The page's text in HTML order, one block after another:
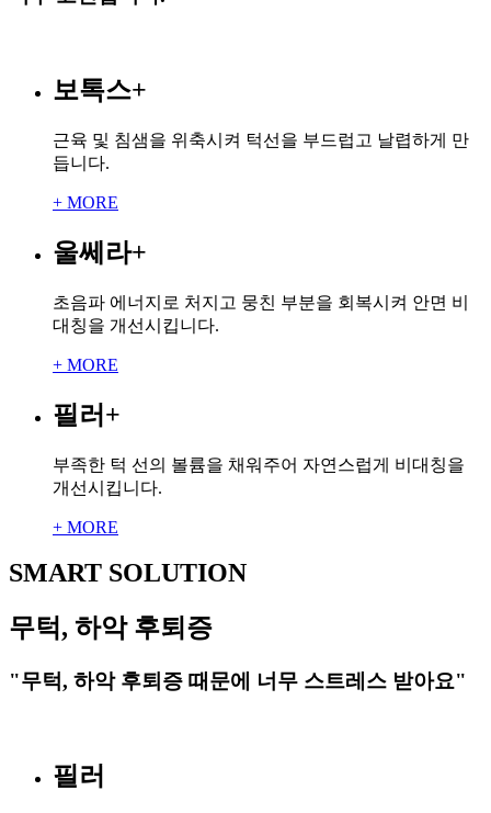
보톡스+
근육 및 침샘을 위축시켜 턱선을 부드럽고 날렵하게 만
듭니다.
+ MORE
울쎄라+
초음파 에너지로 처지고 뭉친 부분을 회복시켜 안면 비
대칭을 개선시킵니다.
+ MORE
필러 +
부족한 턱 선의 볼륨을 채워주어 자연스럽게 비대칭을
개선시킵니다.
+ MORE
SMART SOLUTION
무턱, 하악 후퇴증
"무턱, 하악 후퇴증 때문에 너무 스트레스 받아요"
필러